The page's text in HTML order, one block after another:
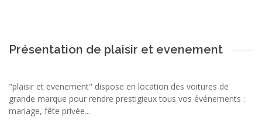
Présentation de plaisir et evenement
"plaisir et evenement" dispose en location des voitures de
grande marque pour rendre prestigieux tous vos événements :
mariage, fête privée...